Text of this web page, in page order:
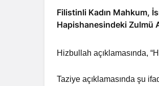
Filistinli Kadın Mahkum,
Hapishanesindeki Zulmü
Hizbullah açıklamasında,
Taziye açıklamasında şu